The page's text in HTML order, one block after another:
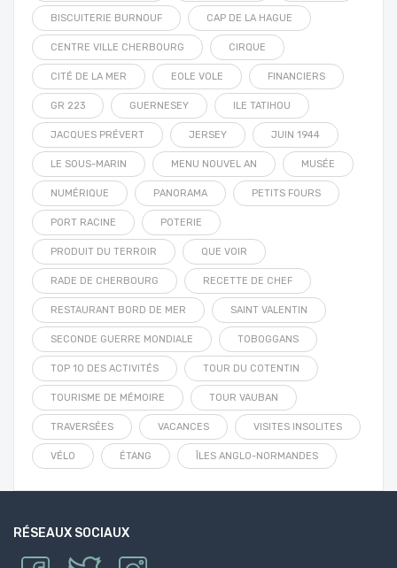
BISCUITERIE BURNOUF CAP DE LA HAGUE
CENTRE VILLE CHERBOURG CIRQUE
CITÉ DE LA MER EOLE VOLE FINANCIERS
GR 223 GUERNESEY ILE TATIHOU
JACQUES PRÉVERT JERSEY JUIN 1944
LE SOUS-MARIN MENU NOUVEL AN MUSÉE
NUMÉRIQUE PANORAMA PETITS FOURS
PORT RACINE POTERIE
PRODUIT DU TERROIR QUE VOIR
RADE DE CHERBOURG RECETTE DE CHEF
RESTAURANT BORD DE MER SAINT VALENTIN
SECONDE GUERRE MONDIALE TOBOGGANS
TOP 10 DES ACTIVITÉS TOUR DU COTENTIN
TOURISME DE MÉMOIRE TOUR VAUBAN
TRAVERSÉES VACANCES VISITES INSOLITES
VÉLO ÉTANG ÎLES ANGLO-NORMANDES
RÉSEAUX SOCIAUX